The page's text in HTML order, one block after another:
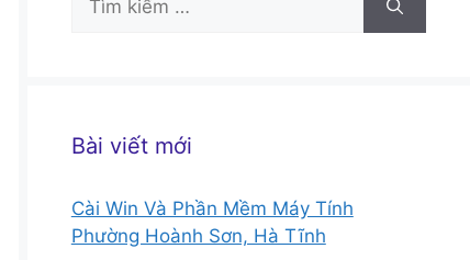
kiếm
Bài viết mới
Cài Win Và Phần Mềm Máy Tính
Phường Hoành Sơn, Hà Tĩnh